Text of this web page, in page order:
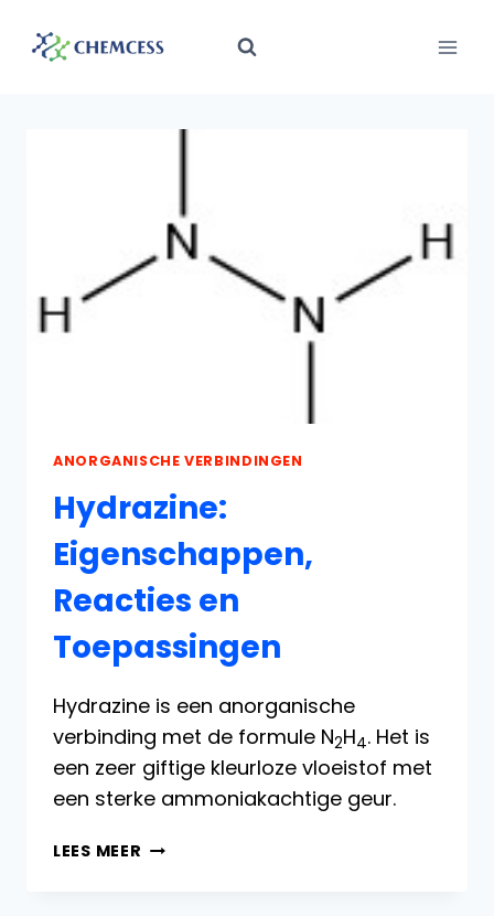
naar
ANORGANISCHE VERBINDINGEN
Hydrazine:
Eigenschappen,
Reacties en
Toepassingen
Hydrazine is een anorganische
verbinding met de formule N2H4. Het is
een zeer giftige kleurloze vloeistof met
een sterke ammoniakachtige geur.
LEES MEER HYDRAZINE: